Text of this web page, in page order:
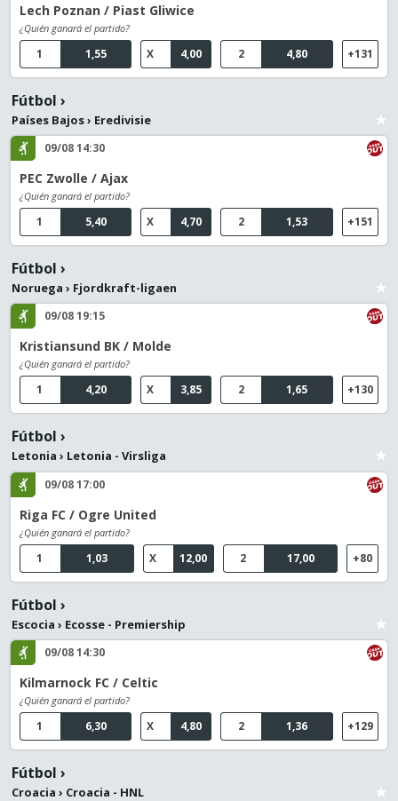
Lech Poznan / Piast Gliwice
¿Quién ganará el partido?
1,55
1 4,00
X 4,80
2 +131
Fútbol ›
Países Bajos› Eredivisie
09/08 14:30
PEC Zwolle / Ajax
¿Quién ganará el partido?
5,40
1 4,70
X 1,53
2 +151
Fútbol ›
Noruega › Fjordkraft-ligaen
09/08 19:15
Kristiansund BK / Molde
¿Quién ganará el partido?
4,20
1 3,85
X 1,65
2 +130
Fútbol ›
Letonia › Letonia - Virsliga
09/08 17:00
Riga FC / Ogre United
¿Quién ganará el partido?
1,03
1 12,00
X 17,00
2 +80
Fútbol ›
Escocia › Ecosse - Premiership
09/08 14:30
Kilmarnock FC / Celtic
¿Quién ganará el partido?
6,30
1 4,80
X 1,36
2 +129
Fútbol ›
Croacia › Croacia - HNL